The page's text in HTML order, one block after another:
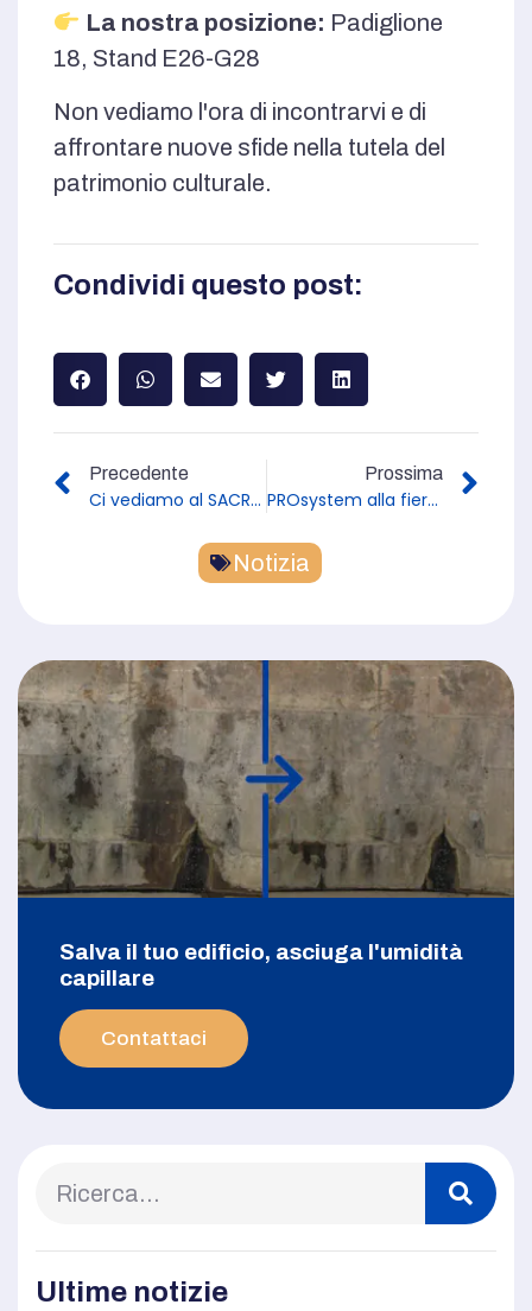
La nostra posizione: Padiglione
18, Stand E26-G28
Non vediamo l'ora di incontrarvi e di
affrontare nuove sfide nella tutela del
patrimonio culturale.
Condividi questo post:
Precedente
Ci vediamo al SACROEXPO 2025 a Kielce!
Prossima
PROsystem alla fiera HVAC di Varsavia 2026
Notizia
Salva il tuo edificio, asciuga l'umidità
capillare
Contattaci
Ultime notizie